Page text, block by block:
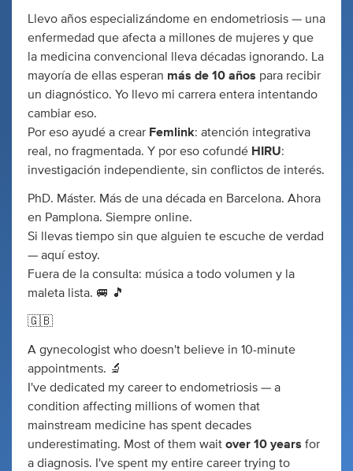
Llevo años especializándome en endometriosis — una
enfermedad que afecta a millones de mujeres y que
la medicina convencional lleva décadas ignorando. La
mayoría de ellas esperan más de 10 años para recibir
un diagnóstico. Yo llevo mi carrera entera intentando
cambiar eso.
Por eso ayudé a crear Femlink: atención integrativa
real, no fragmentada. Y por eso cofundé HIRU:
investigación independiente, sin conflictos de interés.
PhD. Máster. Más de una década en Barcelona. Ahora
en Pamplona. Siempre online.
Si llevas tiempo sin que alguien te escuche de verdad
— aquí estoy.
Fuera de la consulta: música a todo volumen y la
maleta lista. 🚐 🎵
🇬🇧
A gynecologist who doesn't believe in 10-minute
appointments. 🔬
I've dedicated my career to endometriosis — a
condition affecting millions of women that
mainstream medicine has spent decades
underestimating. Most of them wait over 10 years for
a diagnosis. I've spent my entire career trying to